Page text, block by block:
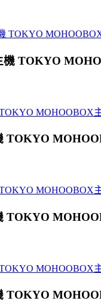
機 TOKYO
TOKYO
TOKYO
TOKYO